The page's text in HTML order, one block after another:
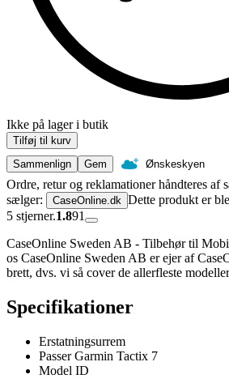
Ikke på lager i butik
Tilføj til kurv
Sammenlign
Gem Ønskeskyen
Ordre, retur og reklamationer håndteres af
sælger:
CaseOnline.dk Dette produkt er
5 stjerner.1.891
CaseOnline Sweden AB - Tilbehør til
os CaseOnline Sweden AB er ejer af
brett, dvs. vi så cover de allerfleste
Specifikationer
Erstatningsurrem
Passer Garmin Tactix 7
Model ID